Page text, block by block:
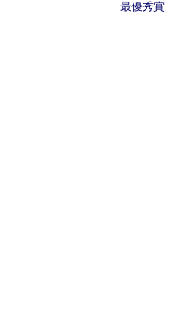
最優秀賞